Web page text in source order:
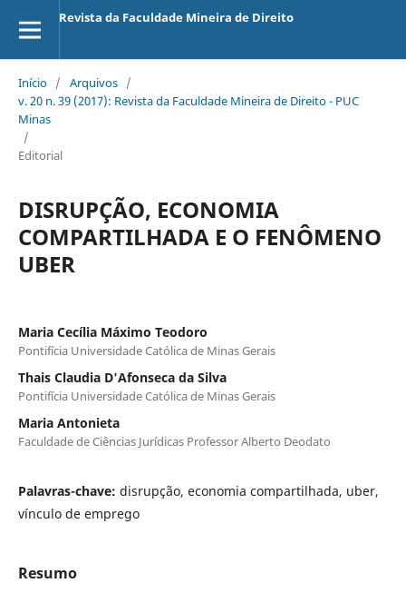
Revista da Faculdade Mineira de Direito
Início / Arquivos /
v. 20 n. 39 (2017): Revista da Faculdade Mineira de Direito - PUC
Minas
/
Editorial
DISRUPÇÃO, ECONOMIA
COMPARTILHADA E O FENÔMENO
UBER
Maria Cecília Máximo Teodoro
Pontifícia Universidade Católica de Minas Gerais
Thais Claudia D'Afonseca da Silva
Pontifícia Universidade Católica de Minas Gerais
Maria Antonieta
Faculdade de Ciências Jurídicas Professor Alberto Deodato
Palavras-chave: disrupção, economia compartilhada, uber,
vínculo de emprego
Resumo